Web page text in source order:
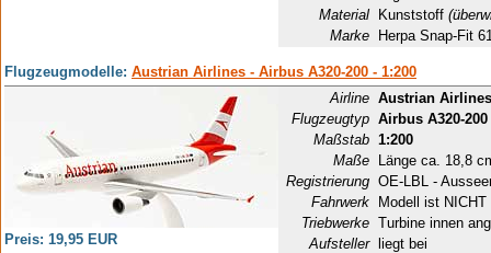
Material
Kunststoff
Marke
Herpa Snap-Fit
Flugzeugmodelle: Austrian Airlines - Airbus A320-200 - 1:200
Preis: 19,95 EUR
Airline Austrian Airlines
Flugzeugtyp Airbus A320-200
Maßstab 1:200
Maße
Länge ca. 18,8
Registrierung OE-LBL -
Fahrwerk
Modell ist
Triebwerke Turbine innen
Aufsteller
liegt bei